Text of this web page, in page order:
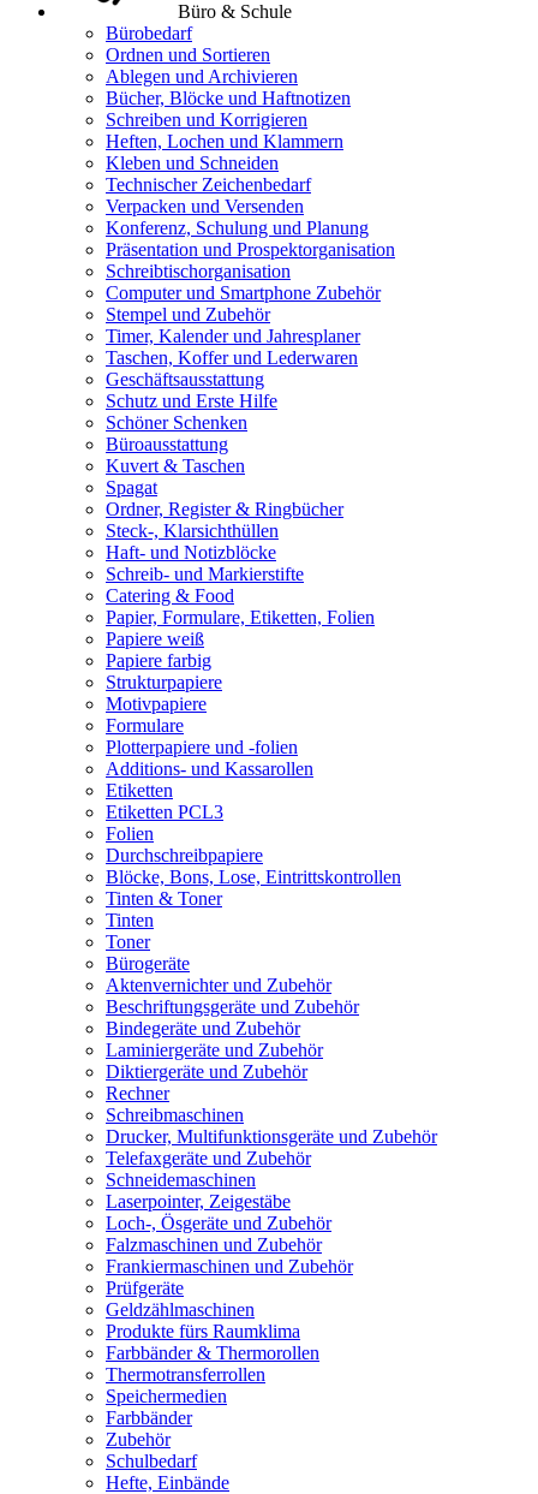
Büro & Schule
Bürobedarf
Ordnen und Sortieren
Ablegen und Archivieren
Bücher, Blöcke und Haftnotizen
Schreiben und Korrigieren
Heften, Lochen und Klammern
Kleben und Schneiden
Technischer Zeichenbedarf
Verpacken und Versenden
Konferenz, Schulung und Planung
Präsentation und Prospektorganisation
Schreibtischorganisation
Computer und Smartphone Zubehör
Stempel und Zubehör
Timer, Kalender und Jahresplaner
Taschen, Koffer und Lederwaren
Geschäftsausstattung
Schutz und Erste Hilfe
Schöner Schenken
Büroausstattung
Kuvert & Taschen
Spagat
Ordner, Register & Ringbücher
Steck-, Klarsichthüllen
Haft- und Notizblöcke
Schreib- und Markierstifte
Catering & Food
Papier, Formulare, Etiketten, Folien
Papiere weiß
Papiere farbig
Strukturpapiere
Motivpapiere
Formulare
Plotterpapiere und -folien
Additions- und Kassarollen
Etiketten
Etiketten PCL3
Folien
Durchschreibpapiere
Blöcke, Bons, Lose, Eintrittskontrollen
Tinten & Toner
Tinten
Toner
Bürogeräte
Aktenvernichter und Zubehör
Beschriftungsgeräte und Zubehör
Bindegeräte und Zubehör
Laminiergeräte und Zubehör
Diktiergeräte und Zubehör
Rechner
Schreibmaschinen
Drucker, Multifunktionsgeräte und Zubehör
Telefaxgeräte und Zubehör
Schneidemaschinen
Laserpointer, Zeigestäbe
Loch-, Ösgeräte und Zubehör
Falzmaschinen und Zubehör
Frankiermaschinen und Zubehör
Prüfgeräte
Geldzählmaschinen
Produkte fürs Raumklima
Farbbänder & Thermorollen
Thermotransferrollen
Speichermedien
Farbbänder
Zubehör
Schulbedarf
Hefte, Einbände